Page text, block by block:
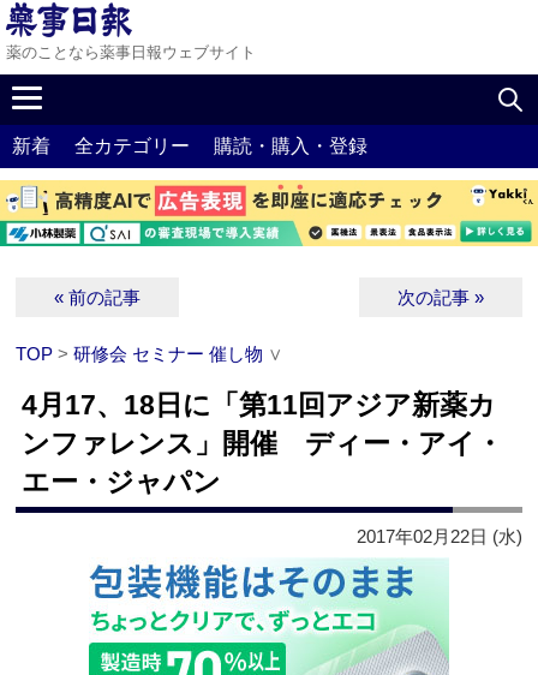
薬のことなら薬事日報ウェブサイト
新着 全カテゴリー 購読・購入・登録
« 前の記事 次の記事 »
TOP >研修会 セミナー 催し物 ∨
4月17、18日に「第11回アジア新薬カ
ンファレンス」開催 ディー・アイ・
エー・ジャパン
2017年02月22日 (水)